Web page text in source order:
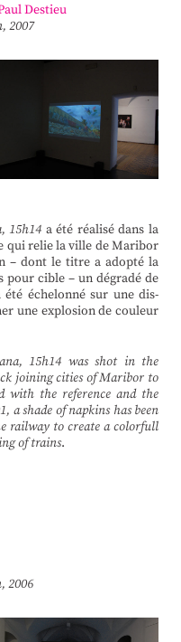
Destieu
2007
15h14 a été réalisé dans la
qui relie la ville de Maribor
– dont le titre a adopté la
pour cible – un dégradé de
été éche­lonné sur une dis­
une explosion de couleur
15h14 was shot in the
joining cities of Maribor to
with the reference and the
a shade of napkins has been
railway to create a colorfull
of trains.
2006